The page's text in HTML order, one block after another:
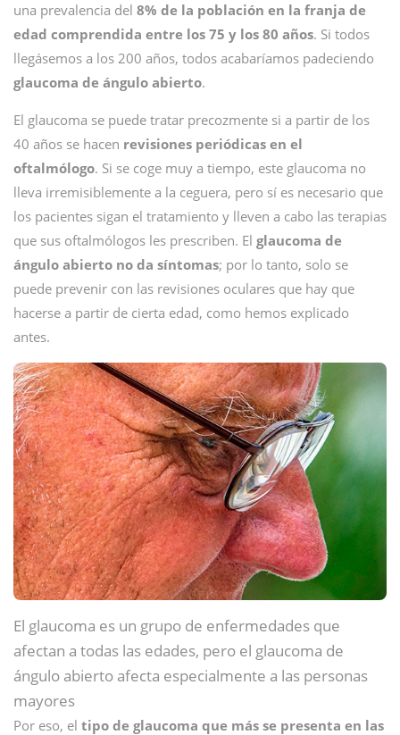
una prevalencia del 8% de la población en la franja de
edad comprendida entre los 75 y los 80 años. Si todos
llegásemos a los 200 años, todos acabaríamos padeciendo
glaucoma de ángulo abierto.
El glaucoma se puede tratar precozmente si a partir de los
40 años se hacen revisiones periódicas en el
oftalmólogo. Si se coge muy a tiempo, este glaucoma no
lleva irremisiblemente a la ceguera, pero sí es necesario que
los pacientes sigan el tratamiento y lleven a cabo las terapias
que sus oftalmólogos les prescriben. El glaucoma de
ángulo abierto no da síntomas; por lo tanto, solo se
puede prevenir con las revisiones oculares que hay que
hacerse a partir de cierta edad, como hemos explicado
antes.
El glaucoma es un grupo de enfermedades que
afectan a todas las edades, pero el glaucoma de
ángulo abierto afecta especialmente a las personas
mayores
Por eso, el tipo de glaucoma que más se presenta en las